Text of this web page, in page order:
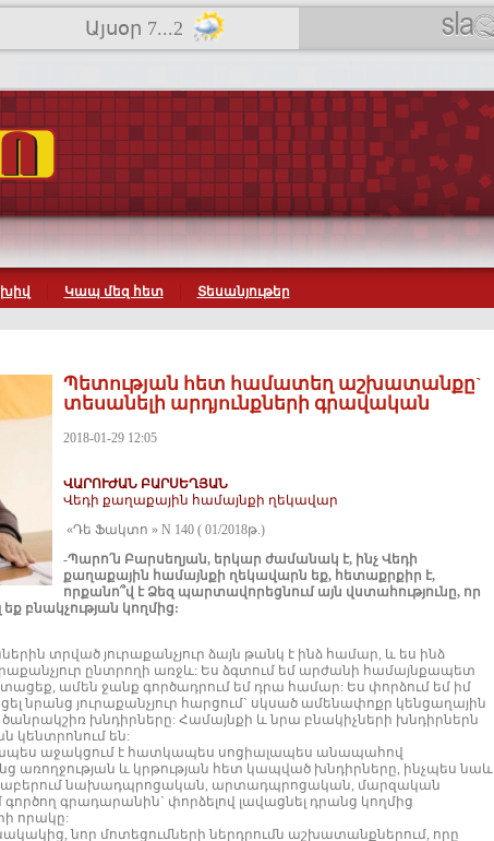
Այսօր 7...2
Կապ մեզ հետ Տեսանյութեր
Պետության հետ համատեղ աշխատանքը`
տեսանելի արդյունքների գրավական
2018-01-29 12:05
ՎԱՐՈՒԺԱՆ ԲԱՐՍԵՂՅԱՆ
Վեդի քաղաքային համայնքի ղեկավար
«Դե Ֆակտո » N 140 ( 01/2018թ.)
-Պարո՛ն Բարսեղյան, երկար ժամանակ է, ինչ Վեդի
քաղաքային համայնքի ղեկավարն եք, հետաքրքիր է,
որքանո՞վ է Ձեզ պարտավորեցնում այն վստահությունը, որ
բնակչության կողմից:
տրված յուրաքանչյուր ձայն թանկ է ինձ համար, և ես ինձ
ընտրողի առջև: Ես ձգտում եմ արժանի համայնքապետ
ամեն ջանք գործադրում եմ դրա համար: Ես փորձում եմ իմ
նրանց յուրաքանչյուր հարցում` սկսած ամենափոքր կենցաղային
ծանրակշիռ խնդիրները: Համայնքի և նրա բնակիչների խնդիրներն
կենտրոնում են:
աջակցում է հատկապես սոցիալապես անապահով
առողջության և կրթության հետ կապված խնդիրները, ինչպես նաև
նախադպրոցական, արտադպրոցական, մարզական
գրադարանին` փորձելով լավացնել դրանց կողմից
որակը:
նոր մոտեցումների ներդրումն աշխատանքներում, որը